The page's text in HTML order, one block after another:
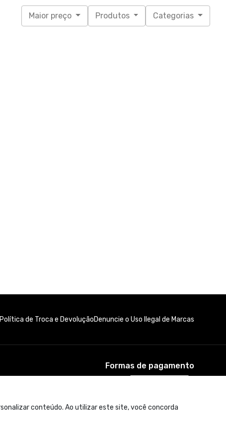
Maior preço Produtos Categorias
conteúdo. Ao utilizar este site, você concorda
Política de Troca e DevoluçãoDenuncie o Uso Ilegal de Marcas
Formas de pagamento